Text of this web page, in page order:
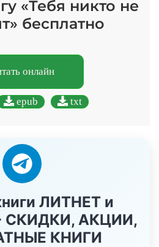
«Тебя никто не
бесплатно
онлайн
epub txt
ЛИТНЕТ и
СКИДКИ, АКЦИИ,
КНИГИ